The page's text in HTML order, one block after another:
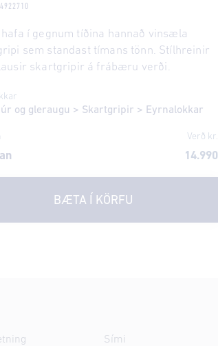
hafa í gegnum tíðina hannað vinsæla
sem standast tímans tönn. Stílhreinir
skartgripir á frábæru verði.
og gleraugu > Skartgripir > Eyrnalokkar
Verð kr.
14.990
BÆTA Í KÖRFU
Sími